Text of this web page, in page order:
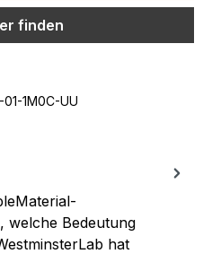
finden
1M0C-UU
welche Bedeutung
hat